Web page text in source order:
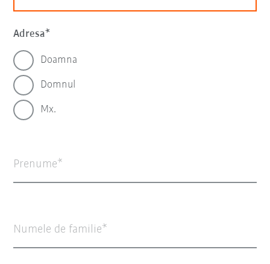
Adresa
Doamna
Domnul
Mx.
Prenume
Numele de familie